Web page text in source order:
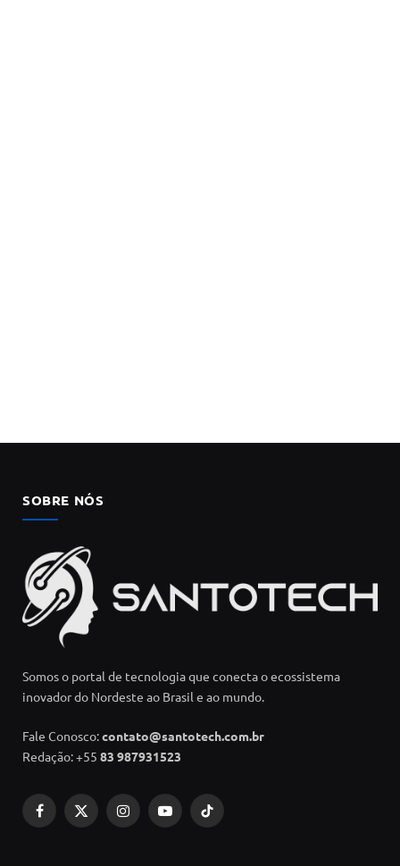
SOBRE NÓS
Somos o portal de tecnologia que conecta o ecossistema
inovador do Nordeste ao Brasil e ao mundo.
Fale Conosco:contato@santotech.com.br
Redação: +55 83 987931523
Facebook
X
InstagramYouTubeTikTok